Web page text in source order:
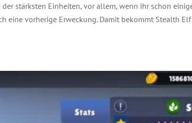
stärksten Einheiten, vor allem, wenn ihr schon
eine vorherige Erweckung. Damit bekommt Stealth